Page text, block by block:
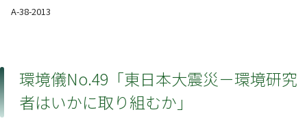
A-38-2013
環境儀No.49「東日本大震災－環境研究
者はいかに取り組むか」